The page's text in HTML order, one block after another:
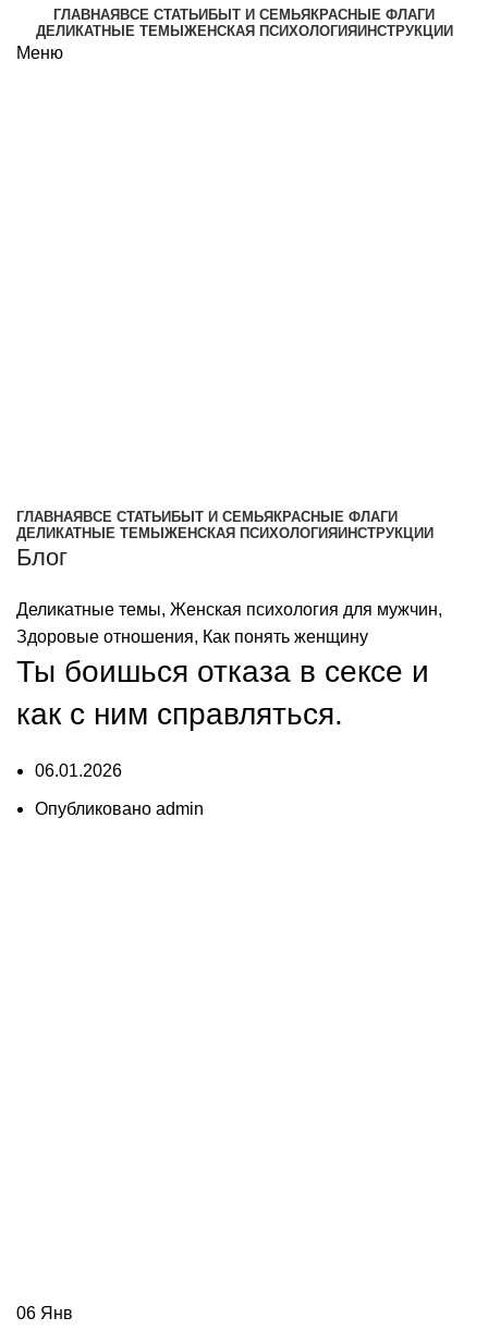
ГЛАВНАЯ ВСЕ СТАТЬИ БЫТ И СЕМЬЯ КРАСНЫЕ ФЛАГИ
ДЕЛИКАТНЫЕ ТЕМЫ ЖЕНСКАЯ ПСИХОЛОГИЯ ИНСТРУКЦИИ
Меню
ГЛАВНАЯ ВСЕ СТАТЬИ БЫТ И СЕМЬЯ КРАСНЫЕ ФЛАГИ
ДЕЛИКАТНЫЕ ТЕМЫ ЖЕНСКАЯ ПСИХОЛОГИЯ ИНСТРУКЦИИ
Блог
Деликатные темы, Женская психология для мужчин,
Здоровые отношения, Как понять женщину
Ты боишься отказа в сексе и
как с ним справляться.
06.01.2026
Опубликовано admin
06 Янв